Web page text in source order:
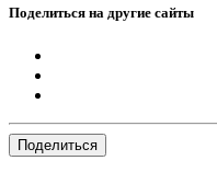
Поделиться на другие сайты
Поделиться